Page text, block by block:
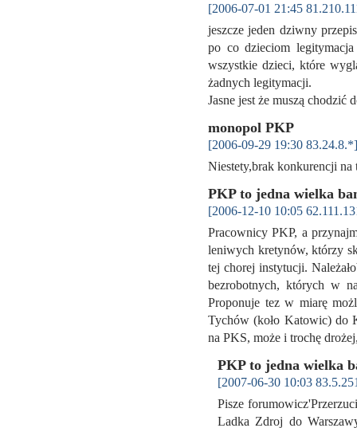
[2006-07-01 21:45
jeszcze jeden dziwny
po co dzieciom
wszystkie dzieci, które
żadnych legitymacji.
Jasne jest że muszą chodzić
monopol PKP
[2006-09-29 19:30 83.24.8.*]
Niestety,brak konkurencji
PKP to jedna wielka
[2006-12-10 10:05
Pracownicy PKP, a
leniwych kretynów, którzy
tej chorej instytucji.
bezrobotnych, których w
Proponuje tez w miarę
Tychów (koło Katowic) do
na PKS, może i trochę
PKP to jedna wielka
[2007-06-30 10:03
Pisze
Ladka Zdroj do